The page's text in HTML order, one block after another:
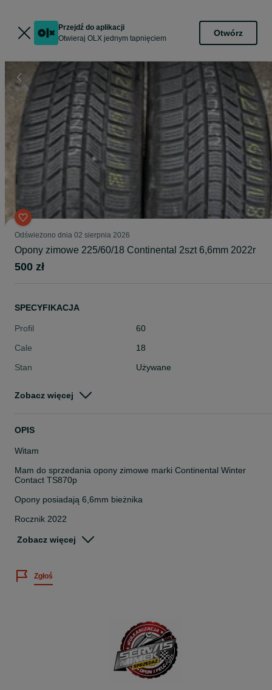
Przejdź do aplikacji
Otwieraj OLX jednym tapnięciem
Otwórz
Odświeżono dnia 02 sierpnia 2026
Opony zimowe 225/60/18 Continental 2szt 6,6mm 2022r
500 zł
SPECYFIKACJA
Profil
60
Cale
18
Stan
Używane
Szerokość
Zobacz więcej
OPIS
Witam
Mam do sprzedania opony zimowe marki Continental Winter
Contact TS870p
Opony posiadają 6,6mm bieżnika
Rocznik 2022
Opony sprawdzone ciśnieniowo
Wystawiamy faktury VAT
Możliwość wysyłki kurierem.
www.facebook.com/SerwisMimek
Zobacz więcej
Zgłoś